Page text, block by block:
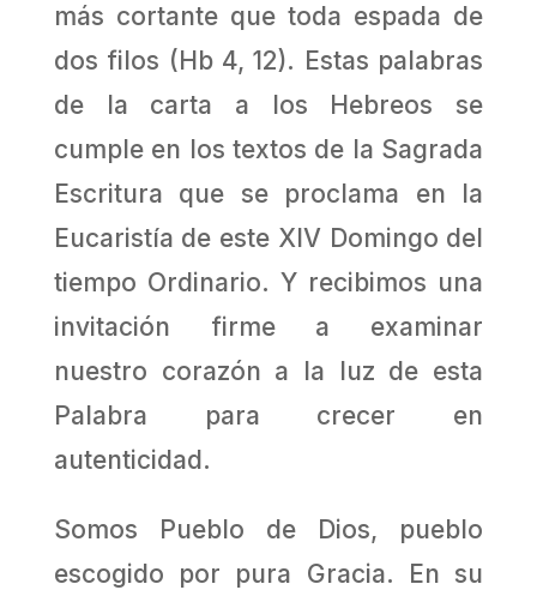
más cortante que toda espada de
dos filos (Hb 4, 12). Estas palabras
de la carta a los Hebreos se
cumple en los textos de la Sagrada
Escritura que se proclama en la
Eucaristía de este XIV Domingo del
tiempo Ordinario. Y recibimos una
invitación firme a examinar
nuestro corazón a la luz de esta
Palabra para crecer en
autenticidad.
Somos Pueblo de Dios, pueblo
escogido por pura Gracia. En su